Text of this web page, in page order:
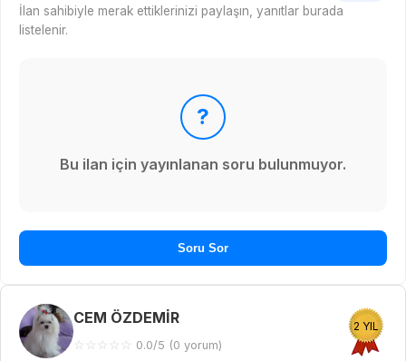
İlan sahibiyle merak ettiklerinizi paylaşın, yanıtlar burada
listelenir.
?
Bu ilan için yayınlanan soru bulunmuyor.
Soru Sor
CEM ÖZDEMİR
☆ ☆ ☆ ☆ ☆ 0.0/5 (0 yorum)
2 YIL